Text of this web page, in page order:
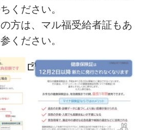
ください。
方は、マル福受給者証もあ
ください。